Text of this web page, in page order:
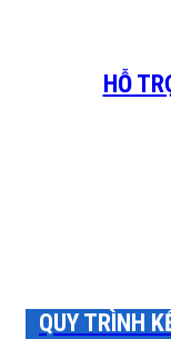
HỖ
QUY TRÌNH